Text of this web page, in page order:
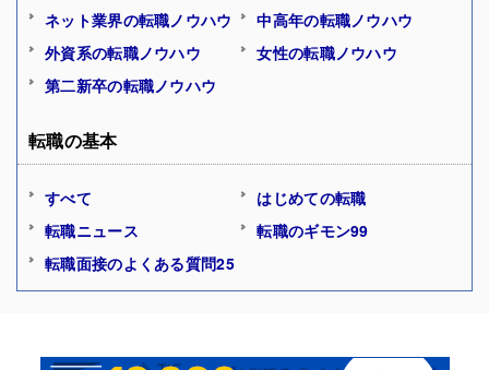
ネット業界の転職ノウハウ
中高年の転職ノウハウ
外資系の転職ノウハウ
女性の転職ノウハウ
第二新卒の転職ノウハウ
転職の基本
すべて
はじめての転職
転職ニュース
転職のギモン99
転職面接のよくある質問25